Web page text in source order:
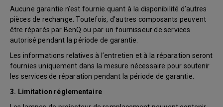
Aucune garantie n’est fournie quant à la disponibilité d’autres
pièces de rechange. Toutefois, d’autres composants peuvent
être réparés par BenQ ou par un fournisseur de services
autorisé pendant la période de garantie.
Les informations relatives à l’entretien et à la réparation seront
fournies uniquement dans la mesure nécessaire pour soutenir
les services de réparation pendant la période de garantie.
3. Limitation réglementaire